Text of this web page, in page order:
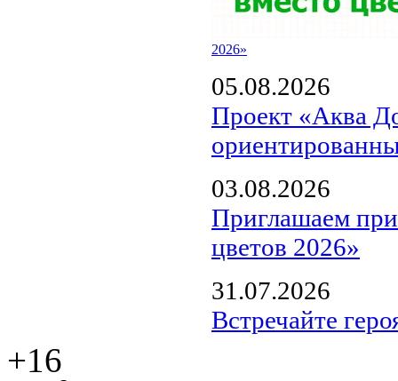
2026»
05.08.2026
Проект «Аква
03.08.2026
Приглашаем
цветов 2026»
31.07.2026
Встречайте
+16